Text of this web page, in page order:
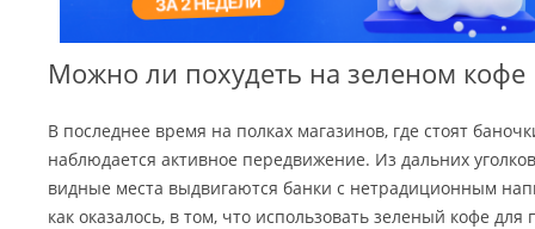
Можно ли похудеть на зеленом кофе
В последнее время на полках магазинов, где стоят
наблюдается активное передвижение. Из дальних
видные места выдвигаются банки с нетрадиционным
как оказалось, в том, что использовать зеленый кофе